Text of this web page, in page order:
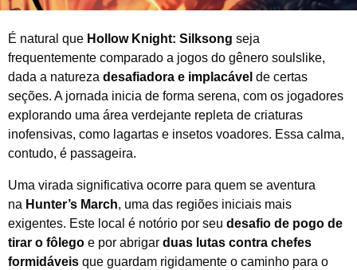
É natural que Hollow Knight: Silksong seja
frequentemente comparado a jogos do gênero soulslike,
dada a natureza desafiadora e implacável de certas
seções. A jornada inicia de forma serena, com os jogadores
explorando uma área verdejante repleta de criaturas
inofensivas, como lagartas e insetos voadores. Essa calma,
contudo, é passageira.
Uma virada significativa ocorre para quem se aventura
na Hunter’s March, uma das regiões iniciais mais
exigentes. Este local é notório por seu desafio de pogo de
tirar o fôlego e por abrigar duas lutas contra chefes
formidáveis que guardam rigidamente o caminho para o